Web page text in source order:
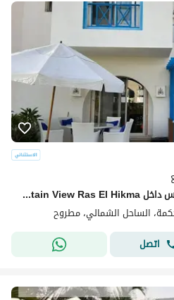
فرصة نادرة لامتلاك آخر توين هاوس داخل Mountain View Ras El Hikma بإطلالة بحريه مميزه
الساحل الشمالي، مطروح
اتصل